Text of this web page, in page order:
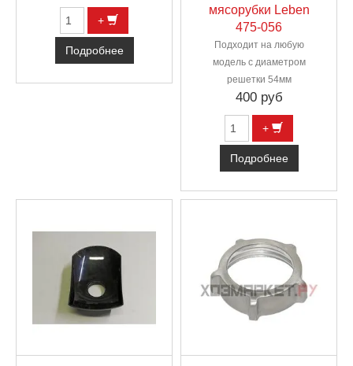
+
Подробнее
мясорубки Leben
475-056
Подходит на любую
модель с диаметром
решетки 54мм
400 руб
+
Подробнее